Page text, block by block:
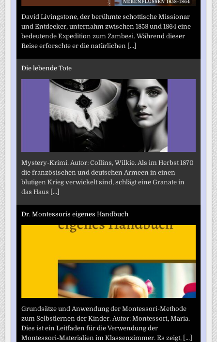
David Livingstone, der berühmte schottische Missionar
und Entdecker, unternahm zwischen 1858 und 1864 eine
bedeutende Expedition zum Zambesi. Während dieser
Reise erforschte er die natürlichen [...]
Die lebende Tote
Mystery-Krimi. Autor: Collins, Wilkie. Als im Herbst 1870
die französischen und deutschen Armeen in einen
blutigen Krieg verwickelt sind, schlägt eine Granate in
das Haus [...]
Dr. Montessoris eigenes Handbuch
Grundsätze und Anwendung der Montessori-Methode
zum Selbstlernen der Kinder. Autor: Montessori, Maria.
Dies ist ein Leitfaden für die Verwendung der
Montessori-Materialien im Klassenzimmer. Es zeigt, [...]